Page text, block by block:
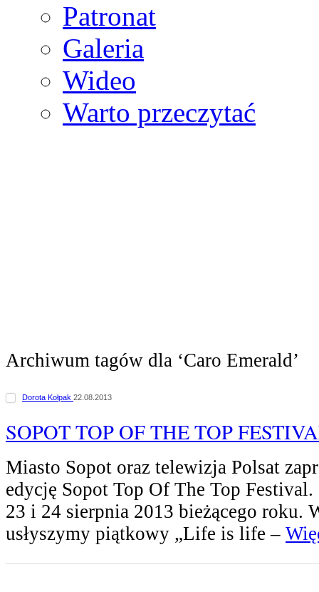
Patronat
Galeria
Wideo
Warto przeczytać
Archiwum tagów dla ‘Caro Emerald’
Dorota Kołpak 22.08.2013
SOPOT TOP OF THE TOP
Miasto Sopot oraz telewizja Polsat
edycję Sopot Top Of The Top Festival.
23 i 24 sierpnia 2013 bieżącego roku.
usłyszymy piątkowy „Life is life –